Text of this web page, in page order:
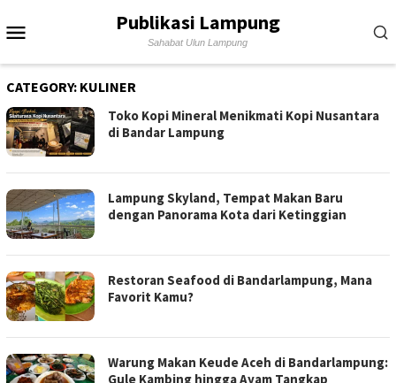
to
Publikasi Lampung
Sahabat Ulun Lampung
CATEGORY: KULINER
Toko Kopi Mineral Menikmati Kopi Nusantara
di Bandar Lampung
Lampung Skyland, Tempat Makan Baru
dengan Panorama Kota dari Ketinggian
Restoran Seafood di Bandarlampung, Mana
Favorit Kamu?
Warung Makan Keude Aceh di Bandarlampung:
Gule Kambing hingga Ayam Tangkap